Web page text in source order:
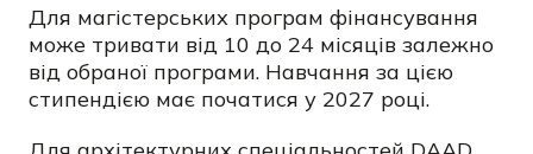
Для магістерських програм фінансування
може тривати від 10 до 24 місяців залежно
від обраної програми. Навчання за цією
стипендією має початися у 2027 році.